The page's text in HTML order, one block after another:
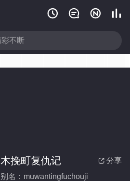
   
 分享
木挽町复仇记
别名：muwantingfuchouji